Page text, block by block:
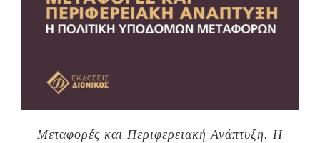
Μεταφορές και Περιφερειακή Ανάπτυξη. Η